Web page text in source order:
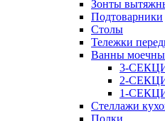
Зонты
Подтоварники
Столы
Тележки
Ванны
3-
2-
1-
Стеллажи
Полки